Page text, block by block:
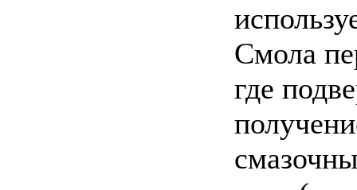
Смола
где